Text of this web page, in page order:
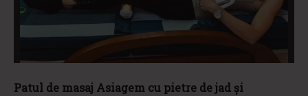
Patul de masaj Asiagem cu pietre de jad și